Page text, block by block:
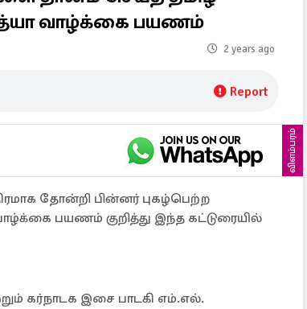
வாழ்க்கை பயணம்
2 years ago
Report
விளம்பரம்
தோன்றி பின்னர் புகழ்பெற்ற
பயணம் குறித்து இந்த கட்டுரையில்
கர்நாடக இசை பாடகி எம்.எல்.